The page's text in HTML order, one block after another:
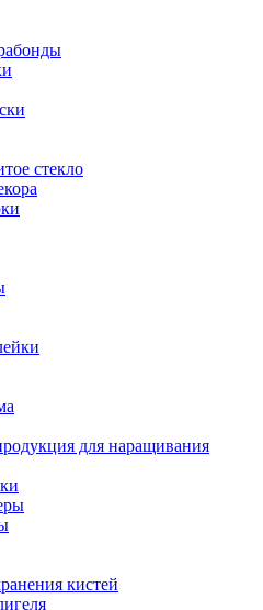
стекло
для наращивания
кистей